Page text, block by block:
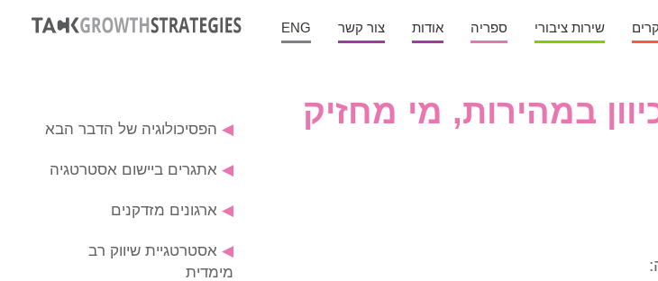
שירות ציבורי ספריה אודות צור קשר ENG
במהירות, מי מחזיק
◀ הפסיכולוגיה של הדבר הבא
◀ אתגרים ביישום אסטרטגיה
◀ ארגונים מזדקנים
◀ אסטרטגיית שיווק רב
מימדית